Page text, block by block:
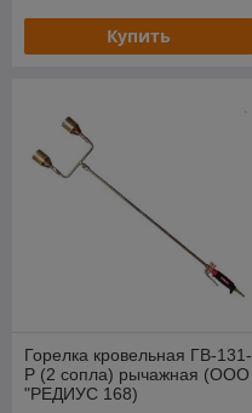
Купить
Горелка кровельная ГВ-131-
Р (2 сопла) рычажная (ООО
"РЕДИУС 168)